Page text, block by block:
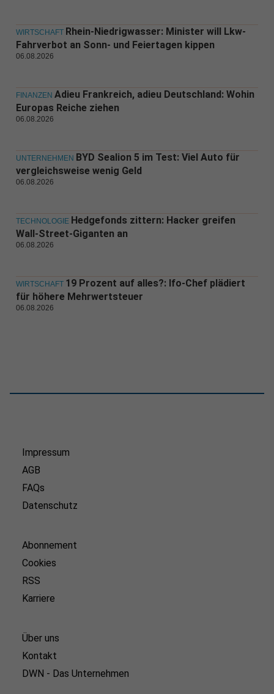
WIRTSCHAFT Rhein-Niedrigwasser: Minister will Lkw-
Fahrverbot an Sonn- und Feiertagen kippen
06.08.2026
FINANZEN Adieu Frankreich, adieu Deutschland: Wohin
Europas Reiche ziehen
06.08.2026
UNTERNEHMEN BYD Sealion 5 im Test: Viel Auto für
vergleichsweise wenig Geld
06.08.2026
TECHNOLOGIE Hedgefonds zittern: Hacker greifen
Wall-Street-Giganten an
06.08.2026
WIRTSCHAFT 19 Prozent auf alles?: Ifo-Chef plädiert
für höhere Mehrwertsteuer
06.08.2026
Impressum
AGB
FAQs
Datenschutz
Abonnement
Cookies
RSS
Karriere
Über uns
Kontakt
DWN - Das Unternehmen